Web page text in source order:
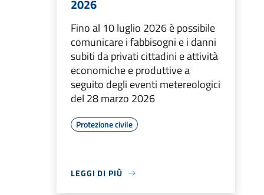
2026
Fino al 10 luglio 2026 è possibile
comunicare i fabbisogni e i danni
subiti da privati cittadini e attività
economiche e produttive a
seguito degli eventi metereologici
del 28 marzo 2026
Protezione civile
LEGGI DI PIÙ